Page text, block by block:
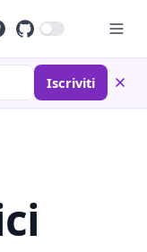
Iscriviti